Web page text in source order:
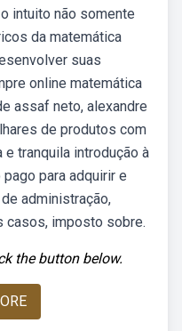
intuito não somente
da matemática
suas
online matemática
assaf neto, alexandre
de produtos com
e tranquila introdução à
para adquirir e
administração,
casos, imposto sobre.
the button below.